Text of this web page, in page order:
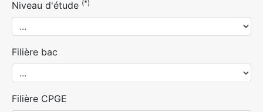
Niveau d'étude (*)
Filière bac
Filière CPGE